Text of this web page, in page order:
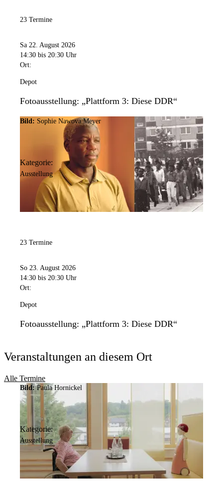
23 Termine
Sa 22. August 2026
14:30 bis 20:30 Uhr
Ort:
Depot
Fotoausstellung: „Plattform 3: Diese DDR“
Bild: Sophie Nawova Meyer
Kategorie:
Ausstellung
23 Termine
So 23. August 2026
14:30 bis 20:30 Uhr
Ort:
Depot
Fotoausstellung: „Plattform 3: Diese DDR“
Veranstaltungen an diesem Ort
Alle Termine
Bild: Paula Hornickel
Kategorie:
Ausstellung